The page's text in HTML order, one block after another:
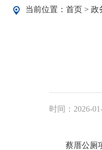
当前位置： 首页 > 政
时间：2026-
蔡厝公厕